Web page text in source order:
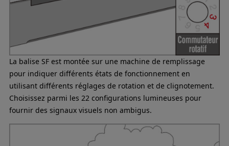
La balise SF est montée sur une machine de remplissage
pour indiquer différents états de fonctionnement en
utilisant différents réglages de rotation et de clignotement.
Choisissez parmi les 22 configurations lumineuses pour
fournir des signaux visuels non ambigus.